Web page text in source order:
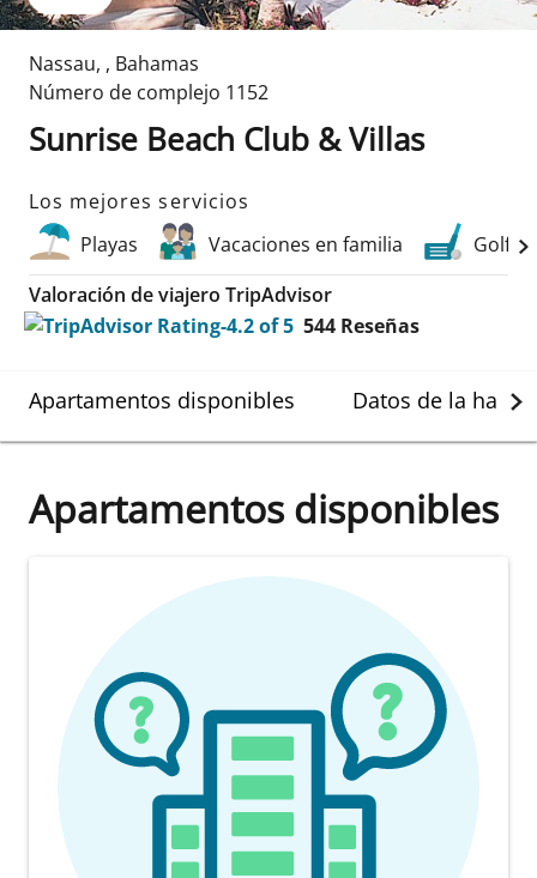
Nassau, , Bahamas
Número de complejo 1152
Sunrise Beach Club & Villas
Los mejores servicios
Playas
Vacaciones en familia
Golf
Valoración de viajero TripAdvisor
544 Reseñas
Apartamentos disponibles Datos de la
Apartamentos disponibles